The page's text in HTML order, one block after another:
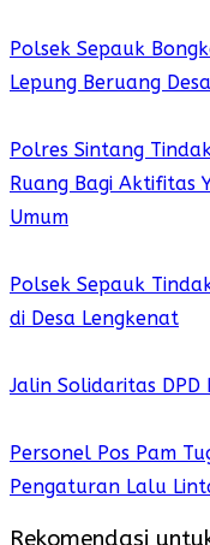
Polsek Sepauk
Lepung Beruang
Polres Sintang
Ruang Bagi Aktifitas
Umum
Polsek Sepauk
di Desa Lengkenat
Jalin Solidaritas DPD
Personel Pos Pam
Pengaturan Lalu
Rekomendasi